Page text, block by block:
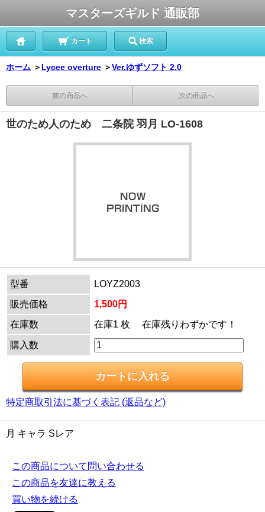
マスターズギルド 通販部
カート 検索
ホーム ＞ Lycee overture ＞Ver.ゆずソフト 2.0
前の商品へ 次の商品へ
世のため人のため 二条院 羽月 LO-1608
型番
LOYZ2003
販売価格
1,500円
在庫数
在庫1 枚 在庫残りわずかです！
購入数
特定商取引法に基づく表記 (返品など)
月 キャラ Sレア
この商品について問い合わせる
この商品を友達に教える
買い物を続ける